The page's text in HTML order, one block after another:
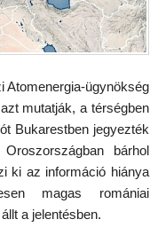
Atomenergia-ügynökség
mutatják, a térségben
Bukarestben jegyezték
bárhol
ki az információ hiánya
magas romániai
a jelentésben.